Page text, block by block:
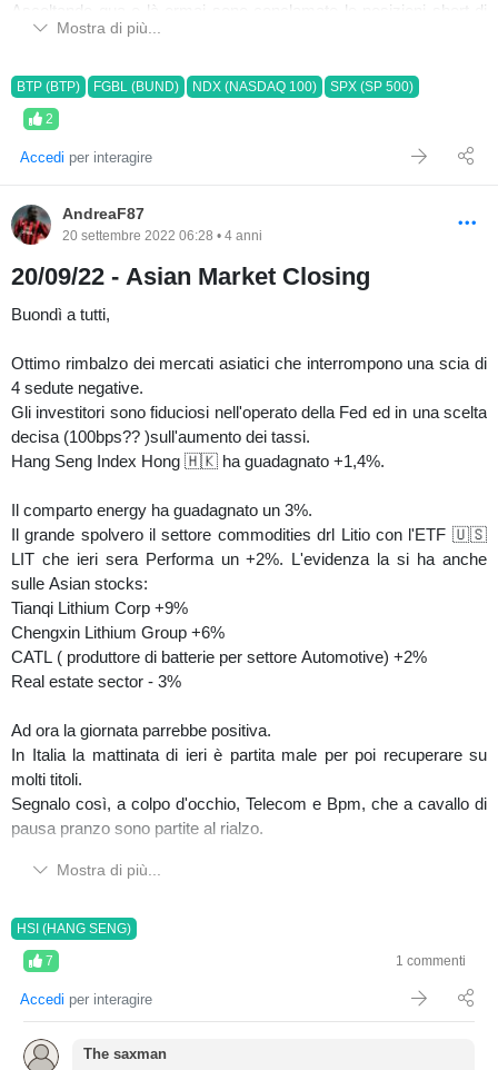
Ascoltando qua e là ormai sono conclamate le posizioni short di
tantissimi trader sgamati. Almeno fino a 3650. Il resto si vedrà.
point sempre più lontano - si potrà assistere ad un calo dell'equity
innescato dall' "high for long".
A voi la Vs visione.
Mostra di più...
BTP (BTP) FGBL (BUND) NDX (NASDAQ 100) SPX (SP 500)
2
Accedi per interagire
AndreaF87
20 settembre 2022 06:28 • 4 anni
20/09/22 - Asian Market Closing
Buondì a tutti,
Ottimo rimbalzo dei mercati asiatici che interrompono una scia di
4 sedute negative.
Gli investitori sono fiduciosi nell'operato della Fed ed in una scelta
decisa (100bps?? )sull'aumento dei tassi.
Hang Seng Index Hong 🇭🇰 ha guadagnato +1,4%.
Il comparto energy ha guadagnato un 3%.
Il grande spolvero il settore commodities drl Litio con l'ETF 🇺🇸
LIT che ieri sera Performa un +2%. L'evidenza la si ha anche
sulle Asian stocks:
Tianqi Lithium Corp +9%
Chengxin Lithium Group +6%
CATL ( produttore di batterie per settore Automotive) +2%
Real estate sector - 3%
Ad ora la giornata parrebbe positiva.
In Italia la mattinata di ieri è partita male per poi recuperare su
molti titoli.
Segnalo così, a colpo d'occhio, Telecom e Bpm, che a cavallo di
pausa pranzo sono partite al rialzo.
Buon trading.
Mostra di più...
HSI (HANG SENG)
7 1 commenti
Accedi per interagire
The saxman